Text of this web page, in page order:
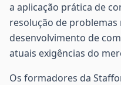
a aplicação prática de
resolução de problemas
desenvolvimento de
atuais exigências do
Os formadores da